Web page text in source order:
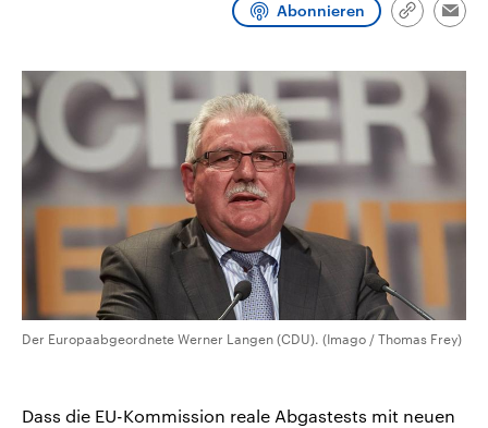
Abonnieren
Link
Der Europaabgeordnete Werner Langen (CDU). (Imago / Thomas Frey)
Dass die EU-Kommission reale Abgastests mit neuen